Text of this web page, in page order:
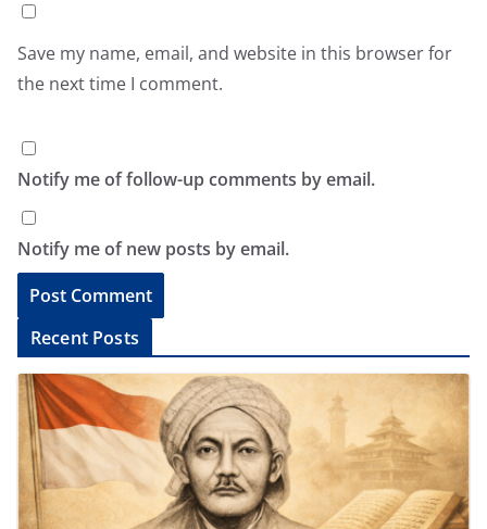
Save my name, email, and website in this browser for
the next time I comment.
Notify me of follow-up comments by email.
Notify me of new posts by email.
l
a
Recent Posts